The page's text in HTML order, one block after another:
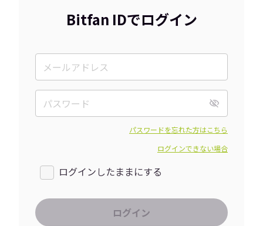
Bitfan IDでログイン
パスワードを忘れた方はこちら
ログインできない場合
ログインしたままにする